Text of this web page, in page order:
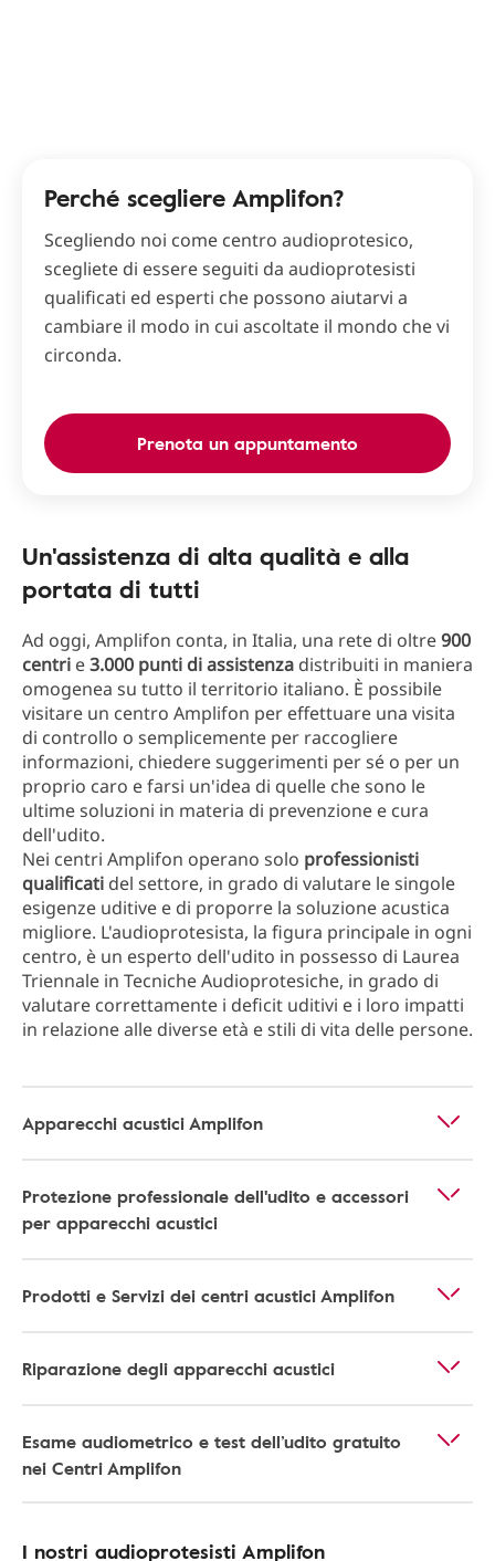
Perché scegliere Amplifon?
Scegliendo noi come centro audioprotesico,
scegliete di essere seguiti da audioprotesisti
qualificati ed esperti che possono aiutarvi a
cambiare il modo in cui ascoltate il mondo che vi
circonda.
Prenota un appuntamento
Un'assistenza di alta qualità e alla
portata di tutti
Ad oggi, Amplifon conta, in Italia, una rete di oltre900
centri e3.000 punti di assistenza distribuiti in maniera
omogenea su tutto il territorio italiano. È possibile
visitare un centro Amplifon per effettuare una visita
di controllo o semplicemente per raccogliere
informazioni, chiedere suggerimenti per sé o per un
proprio caro e farsi un'idea di quelle che sono le
ultime soluzioni in materia di prevenzione e cura
dell'udito.
Nei centri Amplifon operano solo professionisti
qualificati del settore, in grado di valutare le singole
esigenze uditive e di proporre la soluzione acustica
migliore. L'audioprotesista, la figura principale in ogni
centro, è un esperto dell'udito in possesso di Laurea
Triennale in Tecniche Audioprotesiche, in grado di
valutare correttamente i deficit uditivi e i loro impatti
in relazione alle diverse età e stili di vita delle persone.
Apparecchi acustici Amplifon
Protezione professionale dell'udito e accessori
per apparecchi acustici
Prodotti e Servizi dei centri acustici Amplifon
Riparazione degli apparecchi acustici
Esame audiometrico e test dell’udito gratuito
nei Centri Amplifon
I nostri audioprotesisti Amplifon